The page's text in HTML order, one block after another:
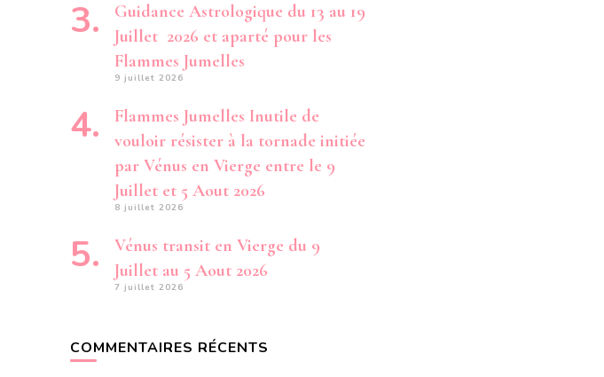
Guidance Astrologique du 13 au 19
Juillet 2026 et aparté pour les
Flammes Jumelles
9 juillet 2026
Flammes Jumelles Inutile de
vouloir résister à la tornade initiée
par Vénus en Vierge entre le 9
Juillet et 5 Aout 2026
8 juillet 2026
Vénus transit en Vierge du 9
Juillet au 5 Aout 2026
7 juillet 2026
COMMENTAIRES RÉCENTS